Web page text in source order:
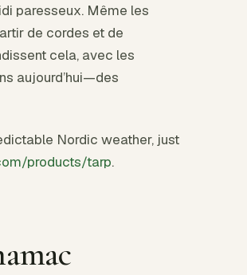
paresseux. Même les
de cordes et de
cela, avec les
aujourd’hui—des
Nordic weather, just
products/tarp.